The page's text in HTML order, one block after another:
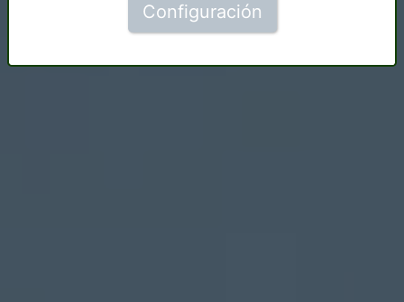
Configuración